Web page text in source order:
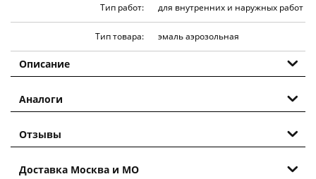
Тип работ: для внутренних и наружных работ
Тип товара: эмаль аэрозольная
Описание
Аналоги
Отзывы
Доставка Москва и МО